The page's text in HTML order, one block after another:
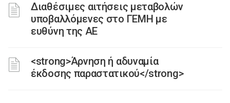
Διαθέσιμες αιτήσεις μεταβολών
υποβαλλόμενες στο ΓΕΜΗ με
ευθύνη της ΑΕ
<strong>Άρνηση ή αδυναμία
έκδοσης παραστατικού</strong>